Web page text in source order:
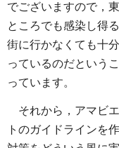
でございますので，
ところでも感染し得
街に行かなくても十
っているのだという
っています。
それから，アマビ
トのガイドラインを